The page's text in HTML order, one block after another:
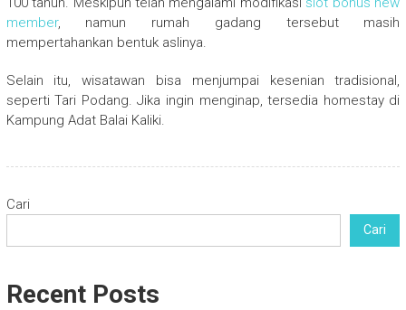
member, namun rumah gadang tersebut masih
mempertahankan bentuk aslinya.
Selain itu, wisatawan bisa menjumpai kesenian tradisional,
seperti Tari Podang. Jika ingin menginap, tersedia homestay di
Kampung Adat Balai Kaliki.
Cari
Cari
Recent Posts